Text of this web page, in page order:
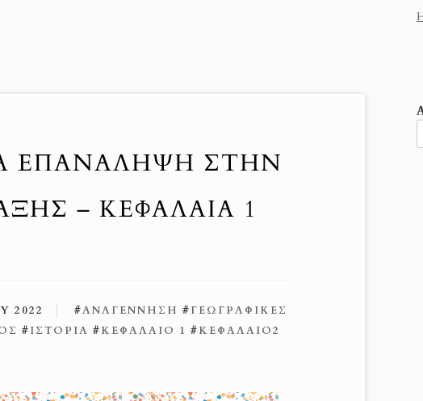
ΕΠΑΝΆΛΗΨΗ ΣΤΗΝ
– ΚΕΦΆΛΑΙΑ 1
2022 #ΑΝΑΓΕΝΝΗΣΗ #ΓΕΩΓΡΑΦΙΚΕΣ
#ΙΣΤΟΡΙΑ #ΚΕΦΑΛΑΙΟ 1 #ΚΕΦΑΛΑΙΟ2